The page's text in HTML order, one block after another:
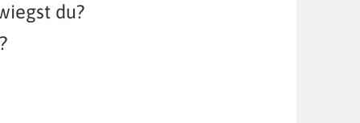
du?